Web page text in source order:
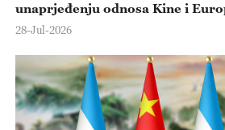
unaprjeđenju odnosa Kine i
28-Jul-2026